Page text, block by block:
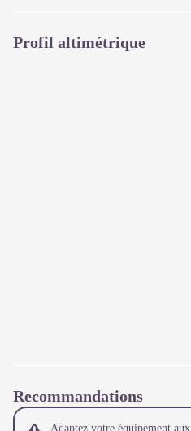
Profil altimétrique
Recommandations
Adaptez votre équipement